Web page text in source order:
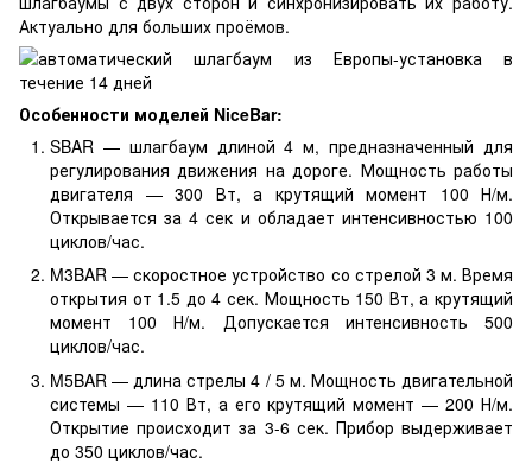
Актуально для больших проёмов.
Особенности моделей NiceBar:
SBAR — шлагбаум длиной 4 м, предназначенный для
регулирования движения на дороге. Мощность работы
двигателя — 300 Вт, а крутящий момент 100 Н/м.
Открывается за 4 сек и обладает интенсивностью 100
циклов/час.
M3BAR — скоростное устройство со стрелой 3 м. Время
открытия от 1.5 до 4 сек. Мощность 150 Вт, а крутящий
момент 100 Н/м. Допускается интенсивность 500
циклов/час.
M5BAR — длина стрелы 4 / 5 м. Мощность двигательной
системы — 110 Вт, а его крутящий момент — 200 Н/м.
Открытие происходит за 3-6 сек. Прибор выдерживает
до 350 циклов/час.